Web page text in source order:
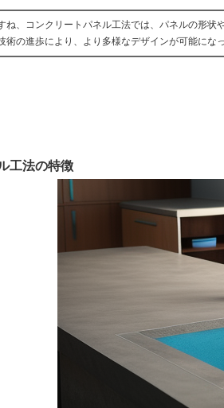
ね、コンクリートパネル工法では、パネルの形
術の進歩により、より多様なデザインが可能にな
工法の特徴